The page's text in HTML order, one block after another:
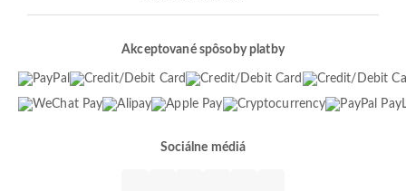
Akceptované spôsoby platby
Sociálne médiá